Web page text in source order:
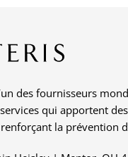
des fournisseurs
qui apportent
la prévention